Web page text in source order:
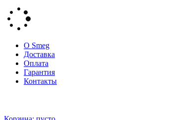
О Smeg
Доставка
Оплата
Гарантия
Контакты